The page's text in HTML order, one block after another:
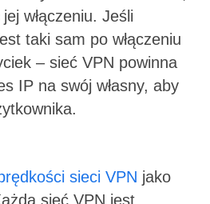
włączeniu. Jeśli
taki sam po włączeniu
– sieć VPN powinna
IP na swój własny, aby
sieci VPN jako
sieć VPN jest